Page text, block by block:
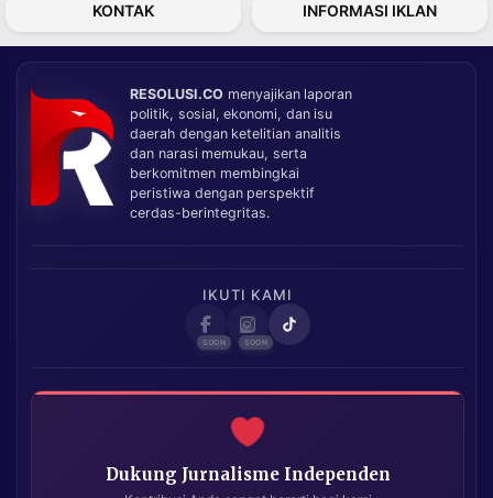
KONTAK INFORMASI IKLAN
RESOLUSI.CO menyajikan laporan
politik, sosial, ekonomi, dan isu
daerah dengan ketelitian analitis
dan narasi memukau, serta
berkomitmen membingkai
peristiwa dengan perspektif
cerdas-berintegritas.
IKUTI KAMI
Dukung Jurnalisme Independen